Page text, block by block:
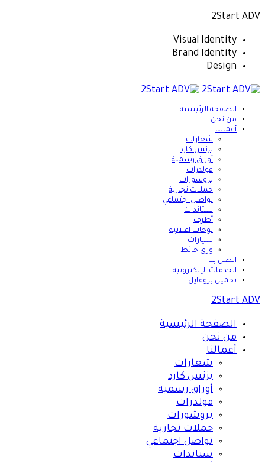
2Start ADV
Visual Identity
Brand Identity
Design
الصفحة الرئيسية
من نحن
أعمالنا
شعارات
بزنس كارد
أوراق رسمية
فولدرات
بروشورات
حملات تجارية
تواصل اجتماعي
ستاندات
أظرف
لوحات اعلانية
سيارات
ورق حائط
اتصل بنا
الخدمات الإلكترونية
تحميل بروفايل
2Start ADV
الصفحة الرئيسية
من نحن
أعمالنا
شعارات
بزنس كارد
أوراق رسمية
فولدرات
بروشورات
حملات تجارية
تواصل اجتماعي
ستاندات